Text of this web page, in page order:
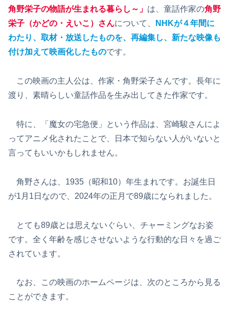
角野栄子の物語が生まれる暮らし～」 は、童話作家の角野
栄子（かどの・えいこ）さんについて、
NHKが４年間に
わたり、取材・放送したものを、再編集し、新たな映像も
付け加えて映画化したものです。
この映画の主人公は、作家・角野栄子さんです。長年に
渡り、素晴らしい童話作品を生み出してきた作家です。
特に、「魔女の宅急便」という作品は、宮崎駿さんによ
ってアニメ化されたことで、日本で知らない人がいないと
言ってもいいかもしれません。
角野さんは、1935（昭和10）年生まれです。お誕生日
が1月1日なので、2024年の正月で89歳になられました。
とても89歳とは思えないぐらい、チャーミングなお姿
です。全く年齢を感じさせないような行動的な日々を過ご
されています。
なお、この映画のホームページは、次のところから見る
ことができます。